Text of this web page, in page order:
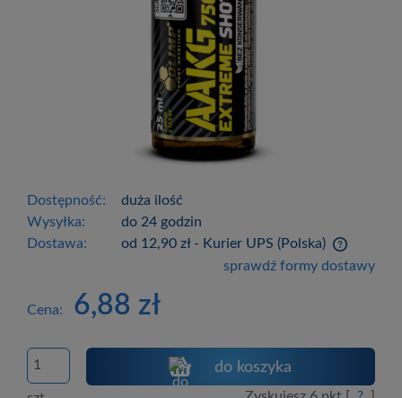
Dostępność:
duża ilość
Wysyłka:
do 24 godzin
Dostawa:
od 12,90 zł - Kurier UPS (Polska)
Cena nie zawiera ewentualnych kosztówsprawdź formy dostawy
Cena: 6,88 zł
do koszyka